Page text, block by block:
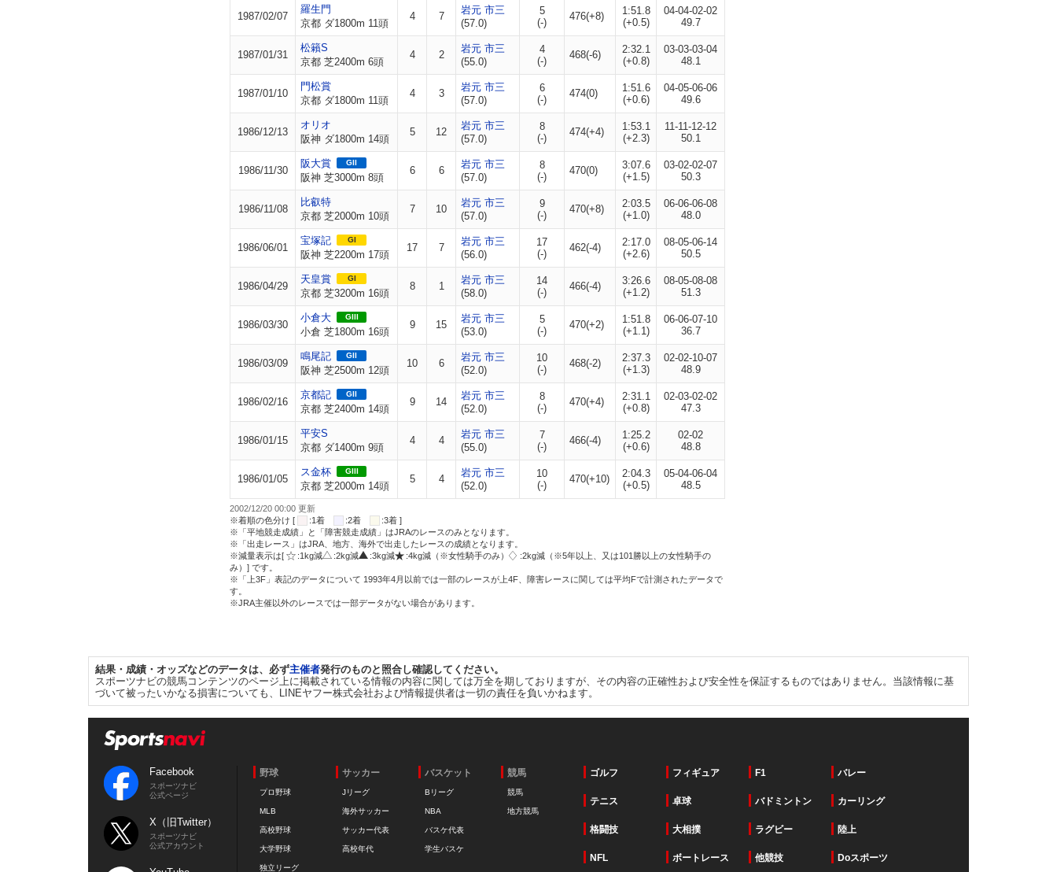
1987/02/07
羅生門
京都 ダ1800m 11頭
4 7
岩元 市三
(57.0)
5
(-)
476(+8)
1:51.8
(+0.5)
04-04-02-02
49.7
1987/01/31
松籟S
京都 芝2400m 6頭
4 2
岩元 市三
(55.0)
4
(-)
468(-6)
2:32.1
(+0.8)
03-03-03-04
48.1
1987/01/10
門松賞
京都 ダ1800m 11頭
4 3
岩元 市三
(57.0)
6
(-)
474(0)
1:51.6
(+0.6)
04-05-06-06
49.6
1986/12/13
オリオ
阪神 ダ1800m 14頭
5 12
岩元 市三
(57.0)
8
(-)
474(+4)
1:53.1
(+2.3)
11-11-12-12
50.1
1986/11/30
阪大賞 GII
阪神 芝3000m 8頭
6 6
岩元 市三
(57.0)
8
(-)
470(0)
3:07.6
(+1.5)
03-02-02-07
50.3
1986/11/08
比叡特
京都 芝2000m 10頭
7 10
岩元 市三
(57.0)
9
(-)
470(+8)
2:03.5
(+1.0)
06-06-06-08
48.0
1986/06/01
宝塚記 GI
阪神 芝2200m 17頭
17 7
岩元 市三
(56.0)
17
(-)
462(-4)
2:17.0
(+2.6)
08-05-06-14
50.5
1986/04/29
天皇賞 GI
京都 芝3200m 16頭
8 1
岩元 市三
(58.0)
14
(-)
466(-4)
3:26.6
(+1.2)
08-05-08-08
51.3
1986/03/30
小倉大 GIII
小倉 芝1800m 16頭
9 15
岩元 市三
(53.0)
5
(-)
470(+2)
1:51.8
(+1.1)
06-06-07-10
36.7
1986/03/09
鳴尾記 GII
阪神 芝2500m 12頭
10 6
岩元 市三
(52.0)
10
(-)
468(-2)
2:37.3
(+1.3)
02-02-10-07
48.9
1986/02/16
京都記 GII
京都 芝2400m 14頭
9 14
岩元 市三
(52.0)
8
(-)
470(+4)
2:31.1
(+0.8)
02-03-02-02
47.3
1986/01/15
平安S
京都 ダ1400m 9頭
4 4
岩元 市三
(55.0)
7
(-)
466(-4)
1:25.2
(+0.6)
02-02
48.8
1986/01/05
ス金杯 GIII
京都 芝2000m 14頭
5 4
岩元 市三
(52.0)
10
(-)
470(+10)
2:04.3
(+0.5)
05-04-06-04
48.5
2002/12/20 00:00 更新
※着順の色分け [
:1着 :2着
:3着 ]
※「平地競走成績」と「障害競走成績」はJRAのレースのみとなります。
※「出走レース」はJRA、地方、海外で出走したレースの成績となります。
※減量表示は[
:1kg減 :2kg減 :3kg減 :4kg減（※女性騎手のみ）
:2kg減（※5年以上、又は101勝以上の女性騎手の
み）] です。
※「上3F」表記のデータについて 1993年4月以前では一部のレースが上4F、障害レースに関しては平均Fで計測されたデータで
す。
※JRA主催以外のレースでは一部データがない場合があります。
結果・成績・オッズなどのデータは、必ず主催者発行のものと照合し確認してください。
スポーツナビの競馬コンテンツのページ上に掲載されている情報の内容に関しては万全を期しておりますが、その内容の正確性および安全性を保証するものではありません。当該情報に基
づいて被ったいかなる損害についても、LINEヤフー株式会社および情報提供者は一切の責任を負いかねます。
Facebook
スポーツナビ
公式ページ
X（旧Twitter）
スポーツナビ
公式アカウント
野球
プロ野球
MLB
高校野球
大学野球
独立リーグ
サッカー
Jリーグ
海外サッカー
サッカー代表
高校年代
バスケット
Bリーグ
NBA
バスケ代表
学生バスケ
競馬
競馬
地方競馬
ゴルフ フィギュア F1 バレー
テニス 卓球 バドミントン カーリング
格闘技 大相撲 ラグビー 陸上
NFL ボートレース 他競技 Doスポーツ